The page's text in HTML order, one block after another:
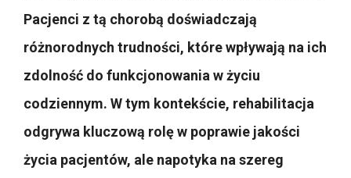
Pacjenci z tą chorobą doświadczają
różnorodnych trudności, które wpływają na ich
zdolność do funkcjonowania w życiu
codziennym. W tym kontekście, rehabilitacja
odgrywa kluczową rolę w poprawie jakości
życia pacjentów, ale napotyka na szereg